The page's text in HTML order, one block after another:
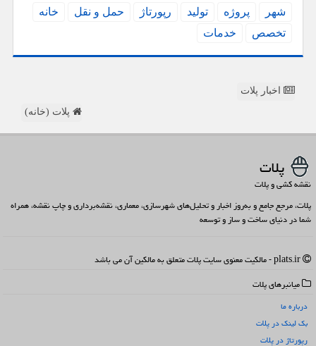
شهر پروژه تولید رپورتاژ حمل و نقل
خانه
تخصص
خدمات
اخبار پلات
پلات (خانه)
پلات
نقشه کشی و پلات
پلات، مرجع جامع و به‌روز اخبار و تحلیل‌های شهرسازی، معماری، نقشه‌برداری و چاپ نقشه، همراه
شما در دنیای ساخت و ساز و توسعه
میانبرهای پلات
درباره ما
بک لینک در پلات
رپورتاژ در پلات